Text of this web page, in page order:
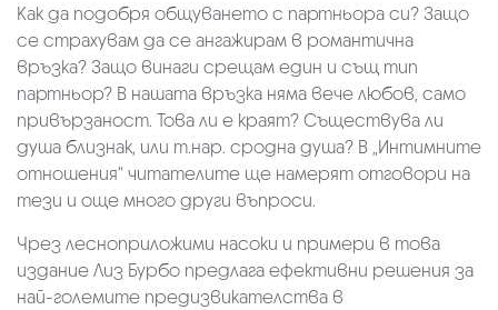
Как да подобря общуването с партньора си? Защо
се страхувам да се ангажирам в романтична
връзка? Защо винаги срещам един и същ тип
партньор? В нашата връзка няма вече любов, само
привързаност. Това ли е краят? Съществува ли
душа близнак, или т.нар. сродна душа? В „Интимните
отношения“ читателите ще намерят отговори на
тези и още много други въпроси.
Чрез лесноприложими насоки и примери в това
издание Лиз Бурбо предлага ефективни решения за
най-големите предизвикателства в